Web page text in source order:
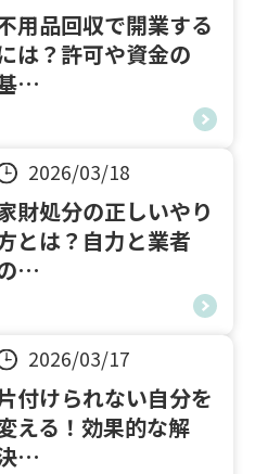
20-1349
～17:30
24時間受付
ら
用品回収で開業する
は？許可や資金の
…
2026/03/18
財処分の正しいやり
とは？自力と業者
…
2026/03/17
付けられない自分を
える！効果的な解
…